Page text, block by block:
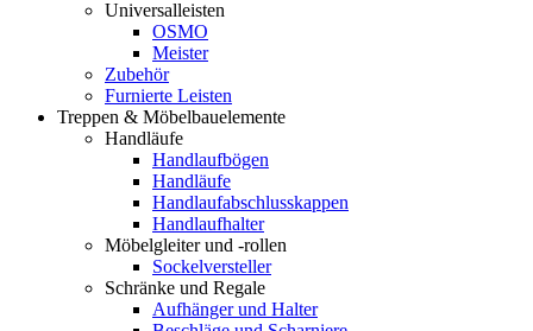
Universalleisten
OSMO
Meister
Zubehör
Furnierte Leisten
Treppen & Möbelbauelemente
Handläufe
Handlaufbögen
Handläufe
Handlaufabschlusskappen
Handlaufhalter
Möbelgleiter und -rollen
Sockelversteller
Schränke und Regale
Aufhänger und Halter